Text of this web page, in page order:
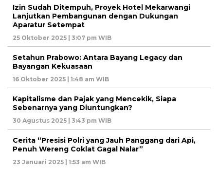
Izin Sudah Ditempuh, Proyek Hotel Mekarwangi
Lanjutkan Pembangunan dengan Dukungan
Aparatur Setempat
25 Oktober 2025 | 3:07 pm WIB
Setahun Prabowo: Antara Bayang Legacy dan
Bayangan Kekuasaan
16 Oktober 2025 | 1:48 am WIB
Kapitalisme dan Pajak yang Mencekik, Siapa
Sebenarnya yang Diuntungkan?
30 Agustus 2025 | 3:43 pm WIB
Cerita “Presisi Polri yang Jauh Panggang dari Api,
Penuh Wereng Coklat Gagal Nalar”
23 Januari 2025 | 1:53 am WIB